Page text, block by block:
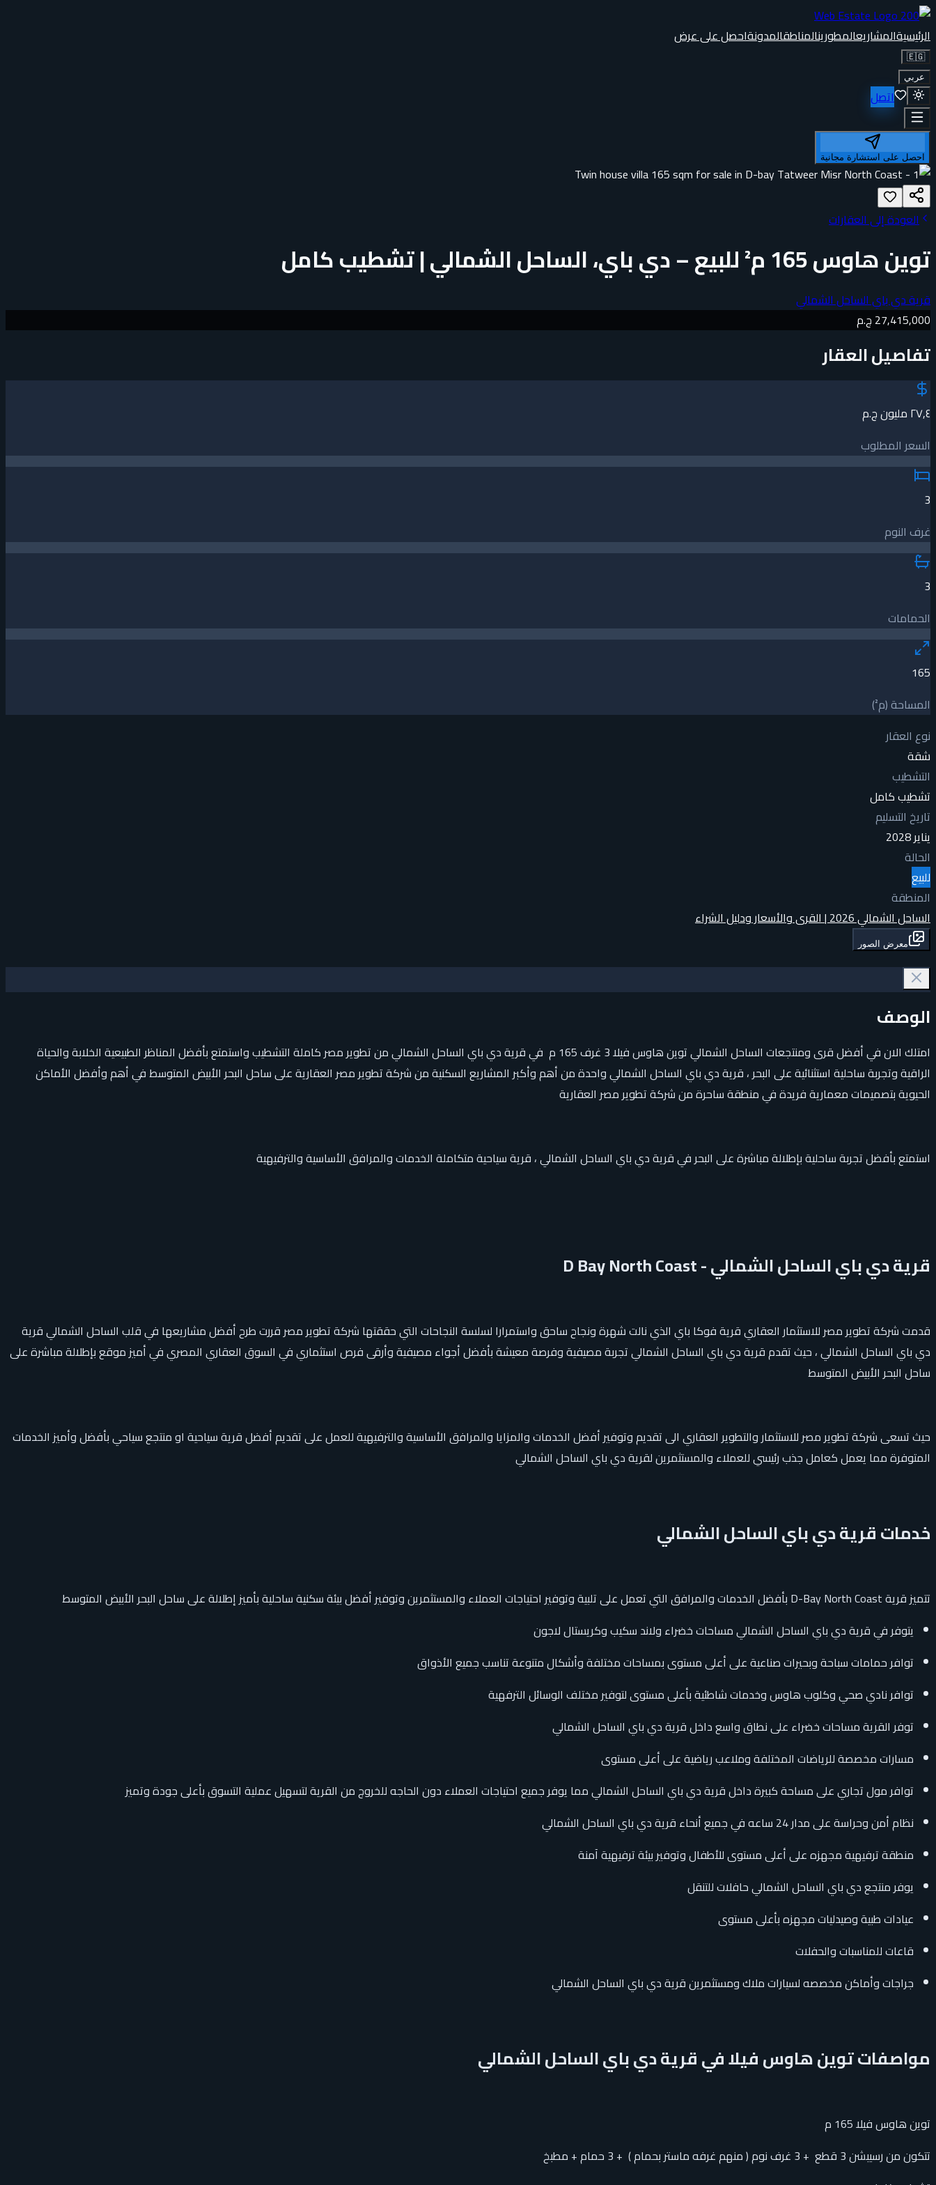
الرئيسيةالمشاريعالمطورينالمناطقالمدونةاحصل على عرض
🇪🇬
عربي
اتصل
احصل على استشارة مجانية
العودة إلى العقارات
توين هاوس 165 م² للبيع – دي باي، الساحل الشمالي | تشطيب كامل
قرية دي باي الساحل الشمالي
27,415,000 ج.م
تفاصيل العقار
٢٧٫٤ مليون ج.م
السعر المطلوب
3
غرف النوم
3
الحمامات
165
المساحة (م²)
نوع العقار
شقة
التشطيب
تشطيب كامل
تاريخ التسليم
يناير 2028
الحالة
للبيع
المنطقة
الساحل الشمالي 2026 | القرى والأسعار ودليل الشراء
معرض الصور
الوصف
امتلك الان في أفضل قرى ومنتجعات الساحل الشمالي توين هاوس فيلا 3 غرف 165 م في قرية دي باي الساحل الشمالي من تطوير مصر كاملة التشطيب واستمتع بأفضل المناظر الطبيعية الخلابة والحياة
الراقية وتجربة ساحلية استثنائية على البحر ، قرية دي باي الساحل الشمالي واحدة من أهم وأكبر المشاريع السكنية من شركة تطوير مصر العقارية على ساحل البحر الأبيض المتوسط في أهم وأفضل الأماكن
الحيوية بتصميمات معمارية فريدة في منطقة ساحرة من شركة تطوير مصر العقارية
استمتع بأفضل تجربة ساحلية بإطلالة مباشرة على البحر في قرية دي باي الساحل الشمالي ، قرية سياحية متكاملة الخدمات والمرافق الأساسية والترفيهية
قرية دي باي الساحل الشمالي - D Bay North Coast
قدمت شركة تطوير مصر للاستثمار العقاري قرية فوكا باي الذي نالت شهرة ونجاح ساحق واستمرارا لسلسة النجاحات التي حققتها شركة تطوير مصر قررت طرح أفضل مشاريعها في قلب الساحل الشمالي قرية
دي باي الساحل الشمالي ، حيث تقدم قرية دي باي الساحل الشمالي تجربة مصيفية وفرصة معيشة بأفضل أجواء مصيفية وأرقى فرص استثماري في السوق العقاري المصري في أميز موقع بإطلالة مباشرة على
ساحل البحر الأبيض المتوسط
حيث تسعى شركة تطوير مصر للاستثمار والتطوير العقاري الى تقديم وتوفير أفضل الخدمات والمزايا والمرافق الأساسية والترفيهية للعمل على تقديم أفضل قرية سياحية او منتجع سياحي بأفضل وأميز الخدمات
المتوفرة مما يعمل كعامل جذب رئيسي للعملاء والمستثمرين لقرية دي باي الساحل الشمالي
خدمات قرية دي باي الساحل الشمالي
تتميز قرية D-Bay North Coast بأفضل الخدمات والمرافق التي تعمل على تلبية وتوفير احتياجات العملاء والمستثمرين وتوفير أفضل بيئة سكنية ساحلية بأميز إطلالة على ساحل البحر الأبيض المتوسط
يتوفر في قرية دي باي الساحل الشمالي مساحات خضراء ولاند سكيب وكريستال لاجون
توافر حمامات سباحة وبحيرات صناعية على أعلى مستوى بمساحات مختلفة وأشكال متنوعة تناسب جميع الأذواق
توافر نادي صحي وكلوب هاوس وخدمات شاطئية بأعلى مستوى لتوفير مختلف الوسائل الترفهية
توفر القرية مساحات خضراء على نطاق واسع داخل قرية دي باي الساحل الشمالي
مسارات مخصصة للرياضات المختلفة وملاعب رياضية على أعلى مستوى
توافر مول تجاري على مساحة كبيرة داخل قرية دي باي الساحل الشمالي مما يوفر جميع احتياجات العملاء دون الحاجه للخروج من القرية لتسهيل عملية التسوق بأعلى جودة وتميز
نظام أمن وحراسة على مدار 24 ساعه في جميع أنحاء قرية دي باي الساحل الشمالي
منطقة ترفيهية مجهزه على أعلى مستوى للأطفال وتوفير بيئة ترفيهية آمنة
يوفر منتجع دي باي الساحل الشمالي حافلات للتنقل
عيادات طبية وصيدليات مجهزه بأعلى مستوى
قاعات للمناسبات والحفلات
جراجات وأماكن مخصصه لسيارات ملاك ومستثمرين قرية دي باي الساحل الشمالي
مواصفات توين هاوس فيلا في قرية دي باي الساحل الشمالي
توين هاوس فيلا 165 م
تتكون من رسيبشن 3 قطع + 3 غرف نوم ( منهم غرفه ماستر بحمام ) + 3 حمام + مطبخ